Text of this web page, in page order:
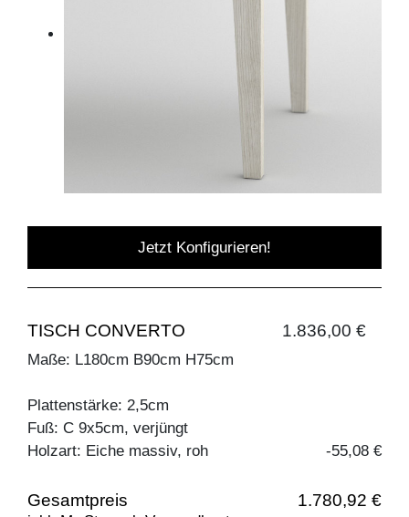
Jetzt Konfigurieren!
TISCH CONVERTO 1.836,00 €
Maße: L180cm B90cm H75cm
Plattenstärke: 2,5cm
Fuß: C 9x5cm, verjüngt
Holzart: Eiche massiv, roh
-55,08 €
Gesamtpreis 1.780,92 €